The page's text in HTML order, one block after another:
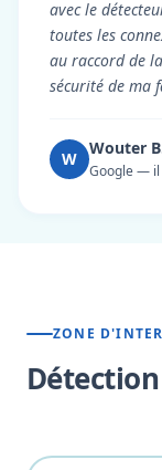
avec le
toutes les
au raccord de
sécurité de ma
W
Wouter
Google — il
ZONE